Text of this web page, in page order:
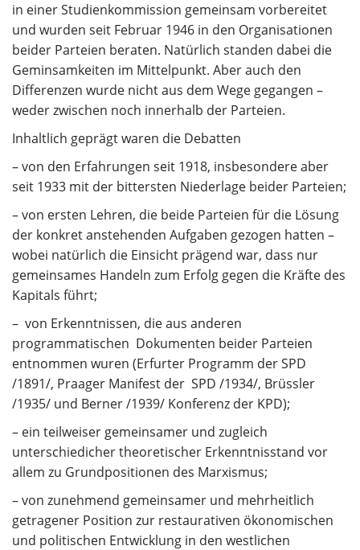
in einer Studienkommission gemeinsam vorbereitet
und wurden seit Februar 1946 in den Organisationen
beider Parteien beraten. Natürlich standen dabei die
Geminsamkeiten im Mittelpunkt. Aber auch den
Differenzen wurde nicht aus dem Wege gegangen –
weder zwischen noch innerhalb der Parteien.
Inhaltlich geprägt waren die Debatten
– von den Erfahrungen seit 1918, insbesondere aber
seit 1933 mit der bittersten Niederlage beider Parteien;
– von ersten Lehren, die beide Parteien für die Lösung
der konkret anstehenden Aufgaben gezogen hatten –
wobei natürlich die Einsicht prägend war, dass nur
gemeinsames Handeln zum Erfolg gegen die Kräfte des
Kapitals führt;
– von Erkenntnissen, die aus anderen
programmatischen Dokumenten beider Parteien
entnommen wuren (Erfurter Programm der SPD
/1891/, Praager Manifest der SPD /1934/, Brüssler
/1935/ und Berner /1939/ Konferenz der KPD);
– ein teilweiser gemeinsamer und zugleich
unterschiedicher theoretischer Erkenntnisstand vor
allem zu Grundpositionen des Marxismus;
– von zunehmend gemeinsamer und mehrheitlich
getragener Position zur restaurativen ökonomischen
und politischen Entwicklung in den westlichen